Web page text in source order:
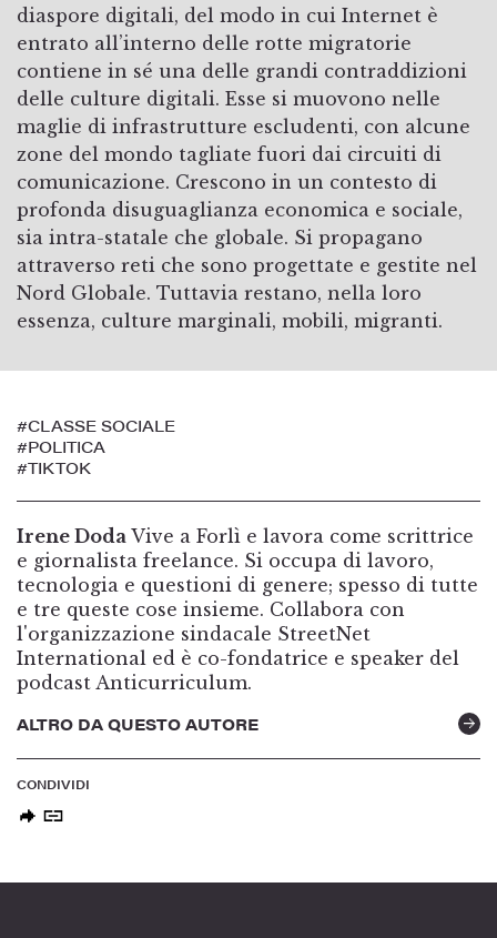
diaspore digitali, del modo in cui Internet è
entrato all’interno delle rotte migratorie
contiene in sé una delle grandi contraddizioni
delle culture digitali. Esse si muovono nelle
maglie di infrastrutture escludenti, con alcune
zone del mondo tagliate fuori dai circuiti di
comunicazione. Crescono in un contesto di
profonda disuguaglianza economica e sociale,
sia intra-statale che globale. Si propagano
attraverso reti che sono progettate e gestite nel
Nord Globale. Tuttavia restano, nella loro
essenza, culture marginali, mobili, migranti.
#CLASSE SOCIALE
#POLITICA
#TIKTOK
Irene Doda Vive a Forlì e lavora come scrittrice
e giornalista freelance. Si occupa di lavoro,
tecnologia e questioni di genere; spesso di tutte
e tre queste cose insieme. Collabora con
l'organizzazione sindacale StreetNet
International ed è co-fondatrice e speaker del
podcast Anticurriculum.
ALTRO DA QUESTO AUTORE
CONDIVIDI